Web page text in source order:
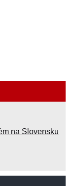
na Slovensku